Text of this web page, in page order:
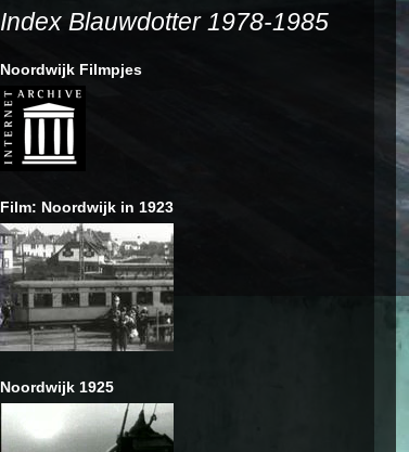
Index Blauwdotter 1978-1985
Noordwijk Filmpjes
Film: Noordwijk in 1923
Noordwijk 1925